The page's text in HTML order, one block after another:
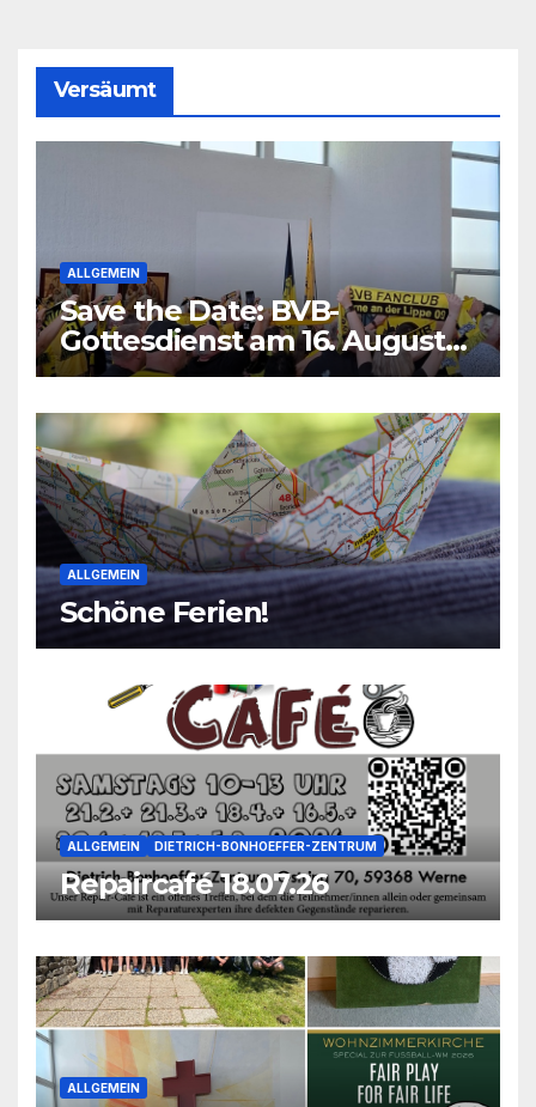
Versäumt
ALLGEMEIN
Save the Date: BVB-
Gottesdienst am 16. August
2026
ALLGEMEIN
Schöne Ferien!
ALLGEMEIN DIETRICH-BONHOEFFER-ZENTRUM
Repaircafé 18.07.26
ALLGEMEIN